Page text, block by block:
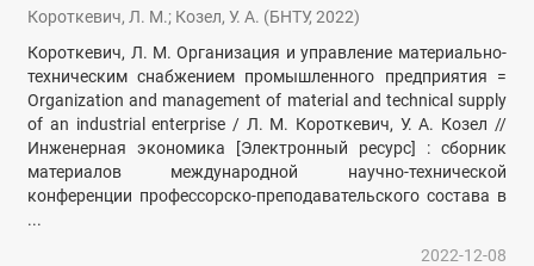
Короткевич, Л. М.; Козел, У. А. (БНТУ,2022)
Короткевич, Л. М. Организация и управление материально-
техническим снабжением промышленного предприятия =
Organization and management of material and technical supply
of an industrial enterprise / Л. М. Короткевич, У. А. Козел //
Инженерная экономика [Электронный ресурс] : сборник
материалов международной научно-технической
конференции профессорско-преподавательского состава в
...
2022-12-08